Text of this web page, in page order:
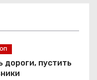
дороги, пустить